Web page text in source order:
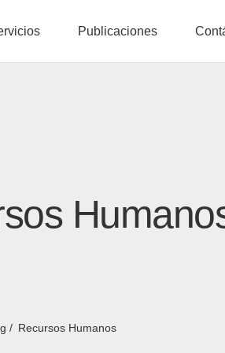
Publicaciones
Recursos Humanos